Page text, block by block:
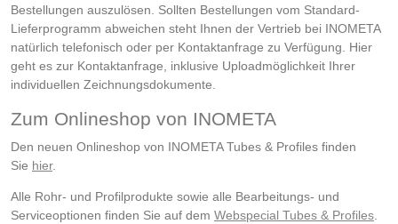
Bestellungen auszulösen. Sollten Bestellungen vom Standard-
Lieferprogramm abweichen steht Ihnen der Vertrieb bei INOMETA
natürlich telefonisch oder per Kontaktanfrage zu Verfügung. Hier
geht es zur Kontaktanfrage, inklusive Uploadmöglichkeit Ihrer
individuellen Zeichnungsdokumente.
Zum Onlineshop von INOMETA
Den neuen Onlineshop von INOMETA Tubes & Profiles finden
Sie hier.
Alle Rohr- und Profilprodukte sowie alle Bearbeitungs- und
Serviceoptionen finden Sie auf dem Webspecial Tubes & Profiles.